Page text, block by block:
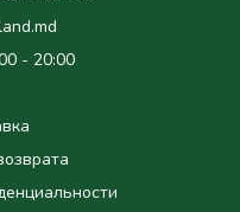
- 20:00